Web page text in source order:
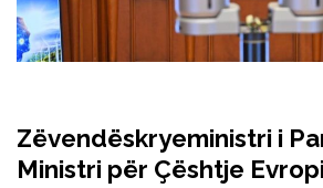
Zëvendëskryeministri i
Ministri për Çështje